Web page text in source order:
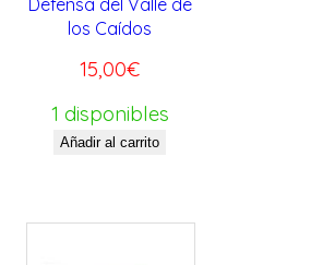
Defensa del Valle de
los Caídos
15,00€
1 disponibles
Añadir al carrito